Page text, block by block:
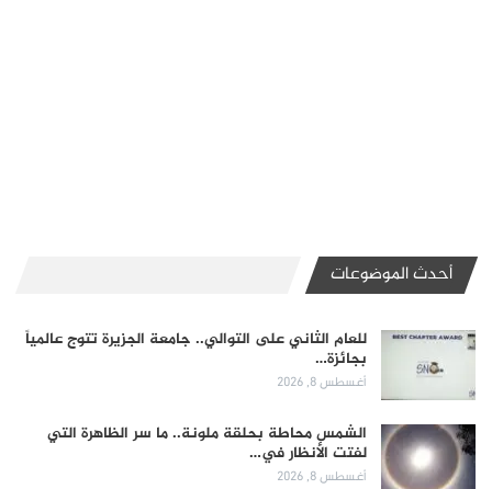
أحدث الموضوعات
للعام الثاني على التوالي.. جامعة الجزيرة تتوج عالمياً
بجائزة…
أغسطس 8, 2026
الشمس محاطة بحلقة ملونة.. ما سر الظاهرة التي
لفتت الأنظار في…
أغسطس 8, 2026